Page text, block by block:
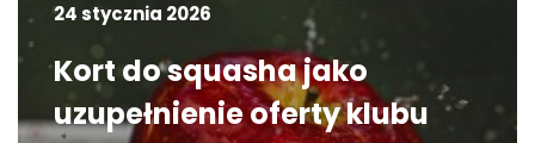
24 stycznia 2026
Kort do squasha jako
uzupełnienie oferty klubu